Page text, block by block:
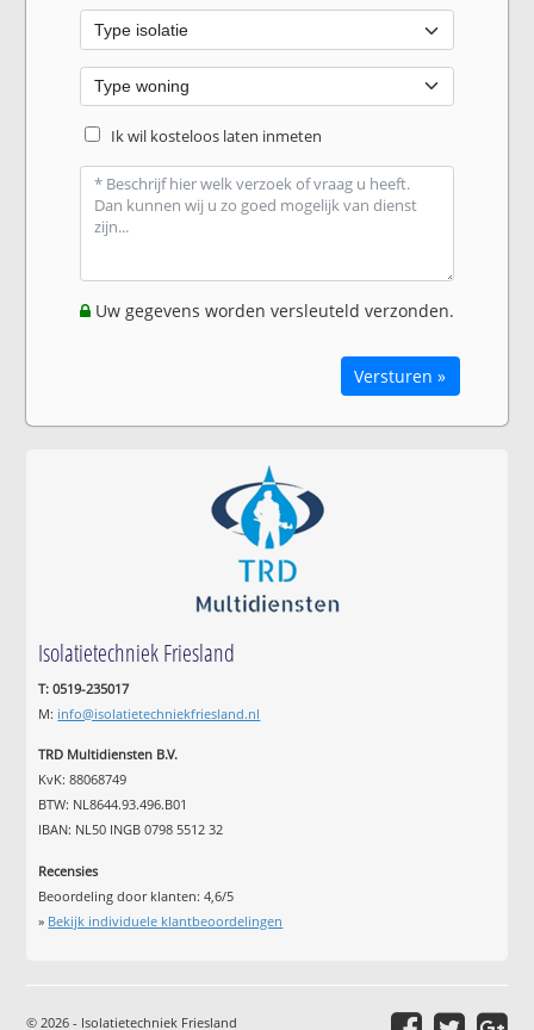
Ik wil kosteloos laten inmeten
Uw gegevens worden versleuteld verzonden.
Versturen »
Isolatietechniek Friesland
T: 0519-235017
M: info@isolatietechniekfriesland.nl
TRD Multidiensten B.V.
KvK: 88068749
BTW: NL8644.93.496.B01
IBAN: NL50 INGB 0798 5512 32
Recensies
Beoordeling door klanten:4,6/5
» Bekijk individuele klantbeoordelingen
© 2026 - Isolatietechniek Friesland